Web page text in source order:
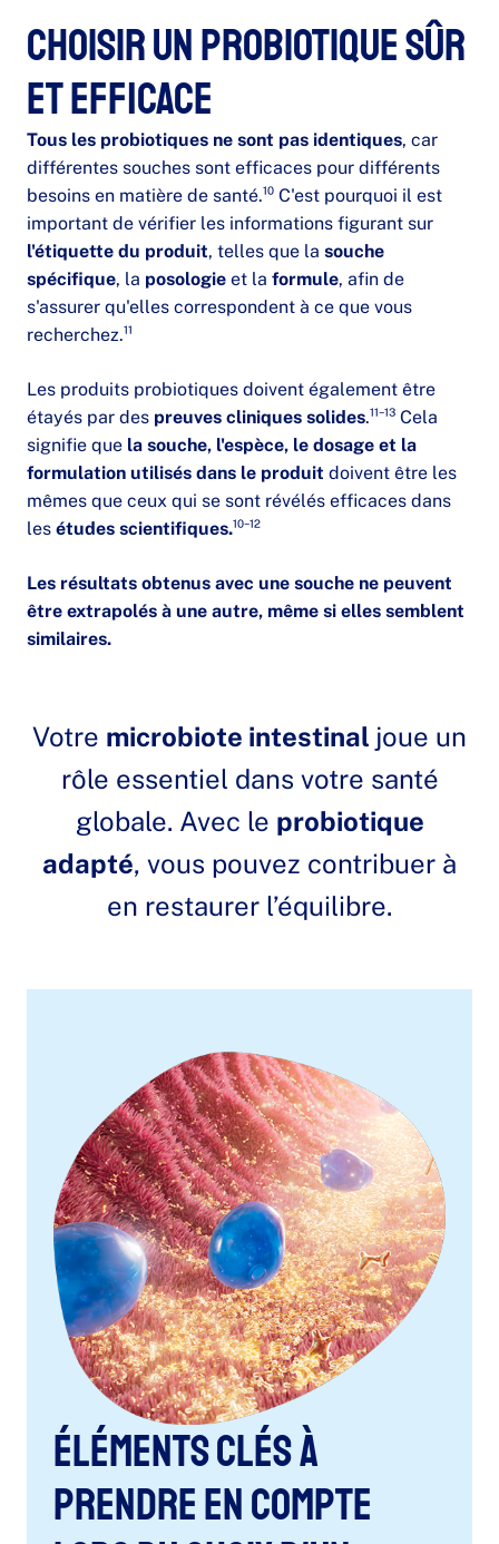
Choisir un probiotique sûr
et efficace
Tous les probiotiques ne sont pas identiques, car
différentes souches sont efficaces pour différents
besoins en matière de santé.¹⁰ C'est pourquoi il est
important de vérifier les informations figurant sur
l'étiquette du produit, telles que la souche
spécifique, la posologie et la formule, afin de
s'assurer qu'elles correspondent à ce que vous
recherchez.¹¹
Les produits probiotiques doivent également être
étayés par des preuves cliniques solides.¹¹⁻¹³ Cela
signifie que la souche, l'espèce, le dosage et la
formulation utilisés dans le produit doivent être les
mêmes que ceux qui se sont révélés efficaces dans
les études scientifiques.¹⁰⁻¹²
Les résultats obtenus avec une souche ne peuvent
être extrapolés à une autre, même si elles semblent
similaires.
Votre microbiote intestinal joue un
rôle essentiel dans votre santé
globale. Avec le probiotique
adapté, vous pouvez contribuer à
en restaurer l’équilibre.
Éléments clés à
prendre en compte